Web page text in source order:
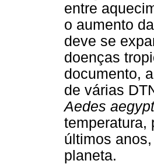
entre
o aumento
deve se
doenças
documento,
de várias
Aedes
temperatura,
últimos
planeta.